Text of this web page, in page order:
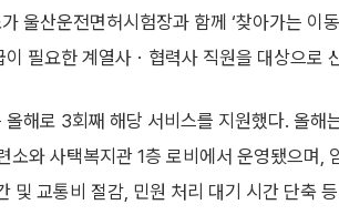
울산운전면허시험장과 함께 ‘찾아가는 이
필요한 계열사ㆍ협력사 직원을 대상으로
올해로 3회째 해당 서비스를 지원했다. 올해
소와 사택복지관 1층 로비에서 운영됐으며,
및 교통비 절감, 민원 처리 대기 시간 단축 등